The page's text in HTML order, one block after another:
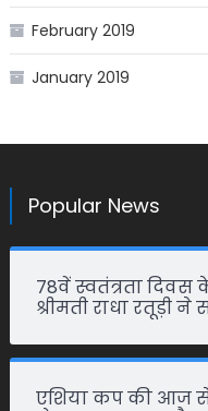
February 2019
January 2019
Popular News
78वें स्वतंत्रता
श्रीमती राधा रतूड़ी
एशिया कप की आज से